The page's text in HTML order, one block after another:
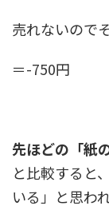
売れないので
＝-750円
先ほどの「紙
と比較すると
いる」と思わ